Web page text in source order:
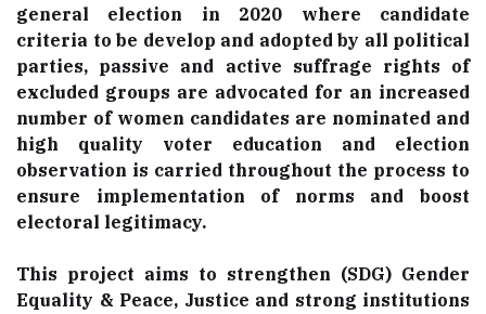
general election in 2020 where candidate
criteria to be develop and adopted by all political
parties, passive and active suffrage rights of
excluded groups are advocated for an increased
number of women candidates are nominated and
high quality voter education and election
observation is carried throughout the process to
ensure implementation of norms and boost
electoral legitimacy.
This project aims to strengthen (SDG) Gender
Equality & Peace, Justice and strong institutions